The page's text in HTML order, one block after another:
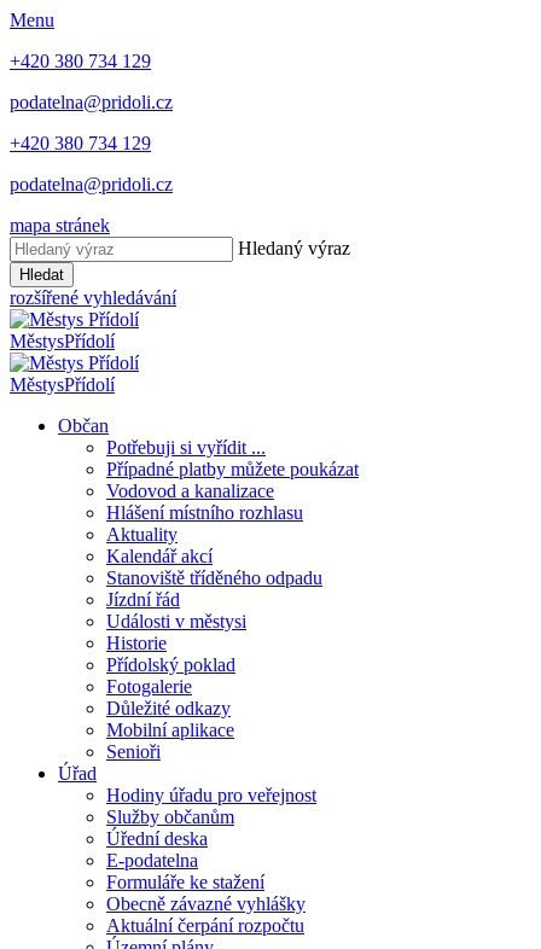
Menu
+420 380 734 129
podatelna@pridoli.cz
+420 380 734 129
podatelna@pridoli.cz
mapa stránek
Hledaný výraz
Hledat
rozšířené vyhledávání
MěstysPřídolí
MěstysPřídolí
Občan
Potřebuji si vyřídit ...
Případné platby můžete poukázat
Vodovod a kanalizace
Hlášení místního rozhlasu
Aktuality
Kalendář akcí
Stanoviště tříděného odpadu
Jízdní řád
Události v městysi
Historie
Přídolský poklad
Fotogalerie
Důležité odkazy
Mobilní aplikace
Senioři
Úřad
Hodiny úřadu pro veřejnost
Služby občanům
Úřední deska
E-podatelna
Formuláře ke stažení
Obecně závazné vyhlášky
Aktuální čerpání rozpočtu